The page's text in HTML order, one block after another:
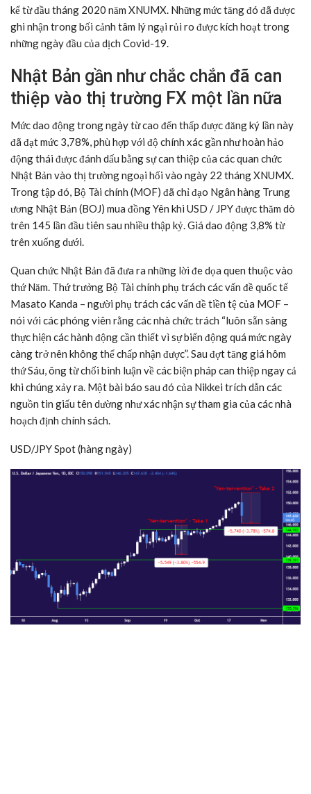
kể từ đầu tháng 2020 năm XNUMX. Những mức tăng đó đã được
ghi nhận trong bối cảnh tâm lý ngại rủi ro được kích hoạt trong
những ngày đầu của dịch Covid-19.
Nhật Bản gần như chắc chắn đã can
thiệp vào thị trường FX một lần nữa
Mức dao động trong ngày từ cao đến thấp được đăng ký lần này
đã đạt mức 3,78%, phù hợp với độ chính xác gần như hoàn hảo
động thái được đánh dấu bằng sự can thiệp của các quan chức
Nhật Bản vào thị trường ngoại hối vào ngày 22 tháng XNUMX.
Trong tập đó, Bộ Tài chính (MOF) đã chỉ đạo Ngân hàng Trung
ương Nhật Bản (BOJ) mua đồng Yên khi USD / JPY được thăm dò
trên 145 lần đầu tiên sau nhiều thập kỷ. Giá dao động 3,8% từ
trên xuống dưới.
Quan chức Nhật Bản đã đưa ra những lời đe dọa quen thuộc vào
thứ Năm. Thứ trưởng Bộ Tài chính phụ trách các vấn đề quốc tế
Masato Kanda – người phụ trách các vấn đề tiền tệ của MOF –
nói với các phóng viên rằng các nhà chức trách “luôn sẵn sàng
thực hiện các hành động cần thiết vì sự biến động quá mức ngày
càng trở nên không thể chấp nhận được”. Sau đợt tăng giá hôm
thứ Sáu, ông từ chối bình luận về các biện pháp can thiệp ngay cả
khi chúng xảy ra. Một bài báo sau đó của Nikkei trích dẫn các
nguồn tin giấu tên dường như xác nhận sự tham gia của các nhà
hoạch định chính sách.
USD/JPY Spot (hàng ngày)